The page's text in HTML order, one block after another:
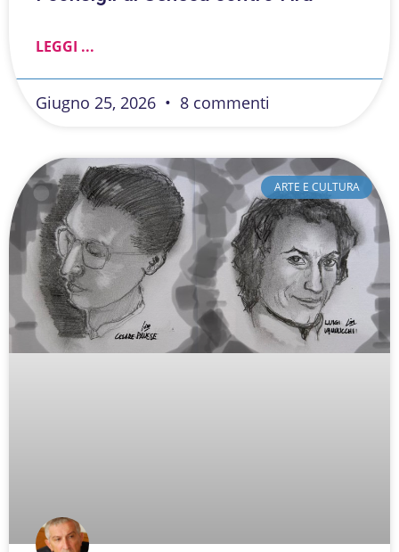
LEGGI ...
Giugno 25, 2026 8 commenti
ARTE E CULTURA